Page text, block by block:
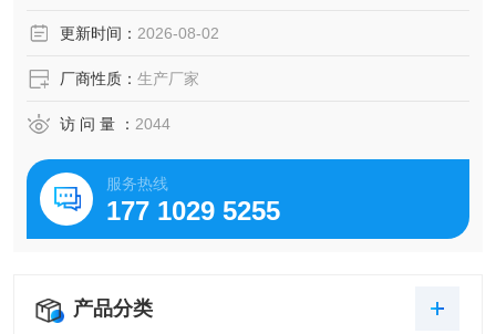
更新时间： 2026-08-02
厂商性质： 生产厂家
访 问 量 ： 2044
服务热线
177 1029 5255
产品分类